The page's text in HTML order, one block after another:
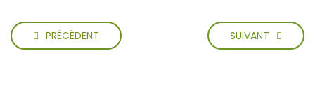
PRÉCÈDENT SUIVANT